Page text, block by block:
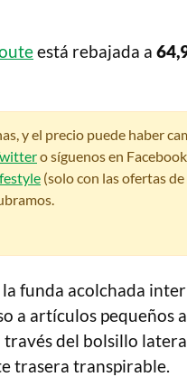
está rebajada a
y el precio puede haber
o síguenos en
(solo con las ofertas
funda acolchada
a artículos pequeños
del bolsillo
trasera transpirable.